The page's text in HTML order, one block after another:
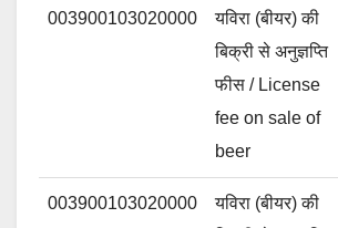
003900103020000
यविरा (बीयर) की
बिक्री से अनुज्ञप्ति
फीस / License
fee on sale of
beer
003900103020000
यविरा (बीयर) की